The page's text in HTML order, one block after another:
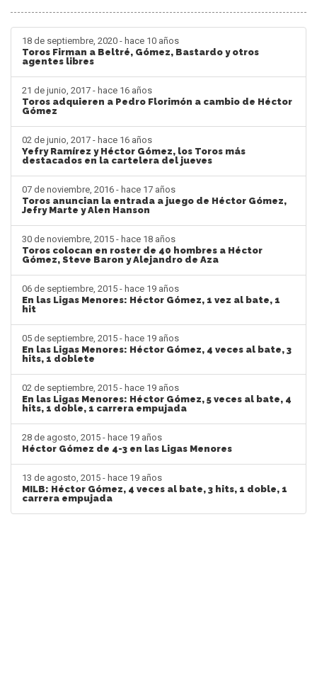
18 de septiembre, 2020 - hace 10 años
Toros Firman a Beltré, Gómez, Bastardo y otros
agentes libres
21 de junio, 2017 - hace 16 años
Toros adquieren a Pedro Florimón a cambio de Héctor
Gómez
02 de junio, 2017 - hace 16 años
Yefry Ramírez y Héctor Gómez, los Toros más
destacados en la cartelera del jueves
07 de noviembre, 2016 - hace 17 años
Toros anuncian la entrada a juego de Héctor Gómez,
Jefry Marte y Alen Hanson
30 de noviembre, 2015 - hace 18 años
Toros colocan en roster de 40 hombres a Héctor
Gómez, Steve Baron y Alejandro de Aza
06 de septiembre, 2015 - hace 19 años
En las Ligas Menores: Héctor Gómez, 1 vez al bate, 1
hit
05 de septiembre, 2015 - hace 19 años
En las Ligas Menores: Héctor Gómez, 4 veces al bate, 3
hits, 1 doblete
02 de septiembre, 2015 - hace 19 años
En las Ligas Menores: Héctor Gómez, 5 veces al bate, 4
hits, 1 doble, 1 carrera empujada
28 de agosto, 2015 - hace 19 años
Héctor Gómez de 4-3 en las Ligas Menores
13 de agosto, 2015 - hace 19 años
MILB: Héctor Gómez, 4 veces al bate, 3 hits, 1 doble, 1
carrera empujada